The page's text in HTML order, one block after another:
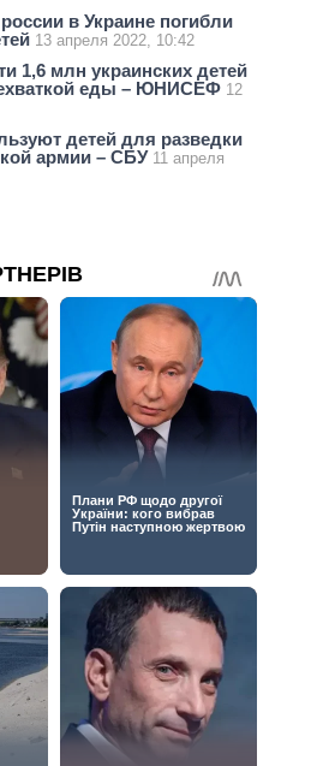
в Украине погибли
13 апреля 2022, 10:42
1,6 млн украинских детей
еды – ЮНИСЕФ 12
детей для разведки
армии – СБУ 11 апреля